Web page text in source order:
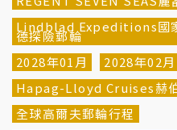
Lindblad Expeditions國
德探險郵輪
2028年01月
2028年02月
Hapag-Lloyd Cruises赫
全球高爾夫郵輪行程